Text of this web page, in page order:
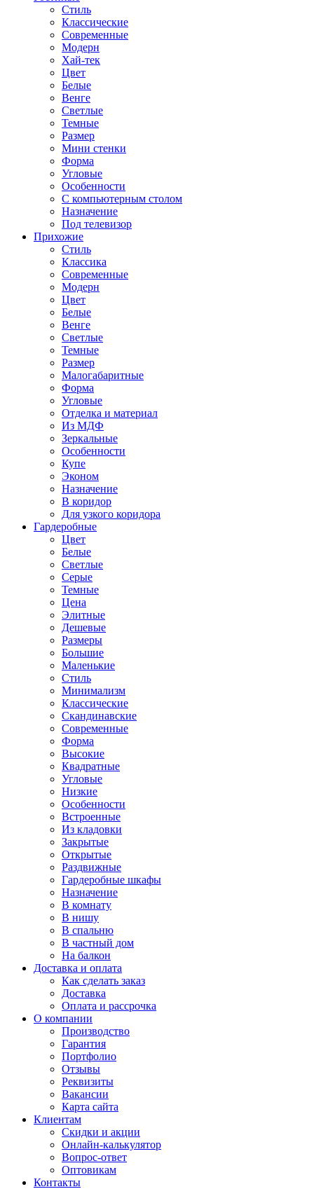
Стиль
Классические
Современные
Модерн
Хай-тек
Цвет
Белые
Венге
Светлые
Темные
Размер
Мини стенки
Форма
Угловые
Особенности
С компьютерным столом
Назначение
Под телевизор
Прихожие
Стиль
Классика
Современные
Модерн
Цвет
Белые
Венге
Светлые
Темные
Размер
Малогабаритные
Форма
Угловые
Отделка и материал
Из МДФ
Зеркальные
Особенности
Купе
Эконом
Назначение
В коридор
Для узкого коридора
Гардеробные
Цвет
Белые
Светлые
Серые
Темные
Цена
Элитные
Дешевые
Размеры
Большие
Маленькие
Стиль
Минимализм
Классические
Скандинавские
Современные
Форма
Высокие
Квадратные
Угловые
Низкие
Особенности
Встроенные
Из кладовки
Закрытые
Открытые
Раздвижные
Гардеробные шкафы
Назначение
В комнату
В нишу
В спальню
В частный дом
На балкон
Доставка и оплата
Как сделать заказ
Доставка
Оплата и рассрочка
О компании
Производство
Гарантия
Портфолио
Отзывы
Реквизиты
Вакансии
Карта сайта
Клиентам
Скидки и акции
Онлайн-калькулятор
Вопрос-ответ
Оптовикам
Контакты